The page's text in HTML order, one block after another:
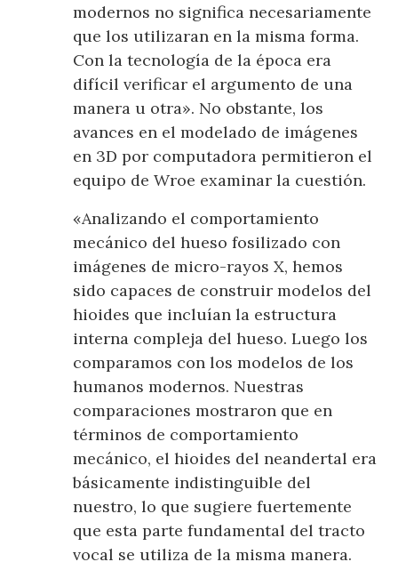
modernos no significa necesariamente
que los utilizaran en la misma forma.
Con la tecnología de la época era
difícil verificar el argumento de una
manera u otra». No obstante, los
avances en el modelado de imágenes
en 3D por computadora permitieron el
equipo de Wroe examinar la cuestión.
«Analizando el comportamiento
mecánico del hueso fosilizado con
imágenes de micro-rayos X, hemos
sido capaces de construir modelos del
hioides que incluían la estructura
interna compleja del hueso. Luego los
comparamos con los modelos de los
humanos modernos. Nuestras
comparaciones mostraron que en
términos de comportamiento
mecánico, el hioides del neandertal era
básicamente indistinguible del
nuestro, lo que sugiere fuertemente
que esta parte fundamental del tracto
vocal se utiliza de la misma manera.